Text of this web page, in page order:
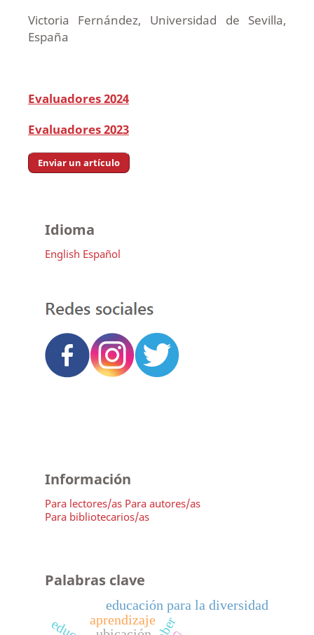
Victoria Fernández, Universidad de Sevilla,
España
Evaluadores 2024
Evaluadores 2023
Enviar un artículo
Idioma
English Español
Información
Para lectores/as Para autores/as
Para bibliotecarios/as
Palabras clave
educación para la diversidad
aprendizaje